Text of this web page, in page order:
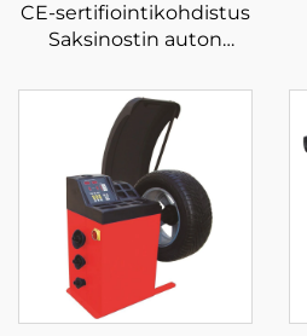
CE-sertifiointikohdistus
Saksinostin auton
autonnostin
autohuoltotehtaalle